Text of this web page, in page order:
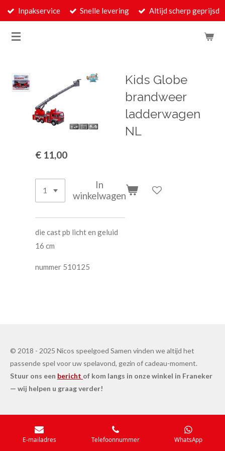
Ga
naar
Inpakservice Snelle levering Altijd scherp geprijsd
Kids Globe
brandweer
ladderwagen
NL
€ 11,00
In
winkelwagen
die cast pb licht en geluid
16 cm
nummer 510125
© 2018 - 2025 Nicos speelgoed Samen vinden we altijd het
passende spel voor uw spelavond, gezin of cadeau-moment.
Stuur ons een bericht of kom langs in onze winkel in Franeker
— wij helpen u graag verder!
E-mailadres Telefoonnummer WhatsApp